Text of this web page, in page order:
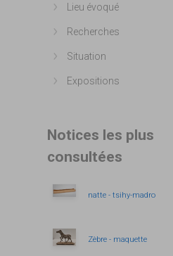
Afficher plus
Lieu évoqué
Afficher plus
Recherches
Afficher plus
Situation
Afficher plus
Expositions
Notices les plus
consultées
natte - tsihy-madro
Zèbre - maquette